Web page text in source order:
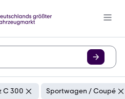
C 300 Sportwagen / Coupé